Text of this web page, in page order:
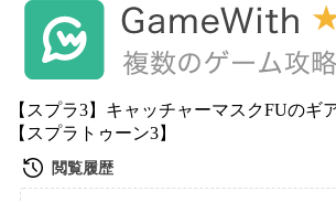
【スプラ3】キャッチャーマスクFUのギ
【スプラトゥーン3】